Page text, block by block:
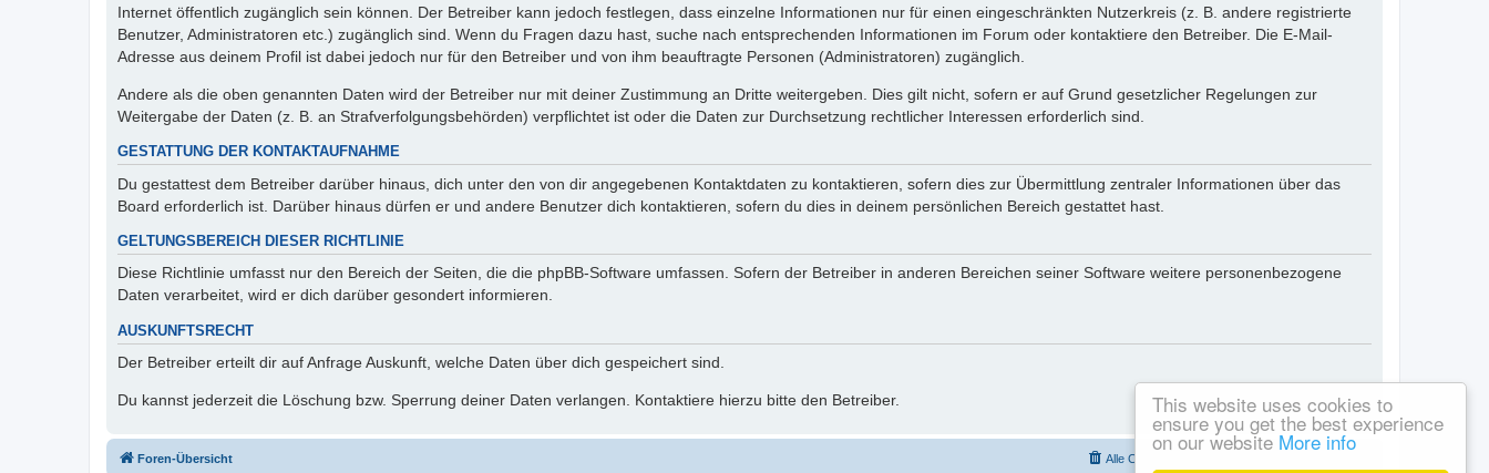
This website uses cookies to
ensure you get the best experience
on our website More info
Internet öffentlich zugänglich sein können. Der Betreiber kann jedoch festlegen, dass einzelne Informationen nur für einen eingeschränkten Nutzerkreis (z. B. andere registrierte
Benutzer, Administratoren etc.) zugänglich sind. Wenn du Fragen dazu hast, suche nach entsprechenden Informationen im Forum oder kontaktiere den Betreiber. Die E-Mail-
Adresse aus deinem Profil ist dabei jedoch nur für den Betreiber und von ihm beauftragte Personen (Administratoren) zugänglich.
Andere als die oben genannten Daten wird der Betreiber nur mit deiner Zustimmung an Dritte weitergeben. Dies gilt nicht, sofern er auf Grund gesetzlicher Regelungen zur
Weitergabe der Daten (z. B. an Strafverfolgungsbehörden) verpflichtet ist oder die Daten zur Durchsetzung rechtlicher Interessen erforderlich sind.
GESTATTUNG DER KONTAKTAUFNAHME
Du gestattest dem Betreiber darüber hinaus, dich unter den von dir angegebenen Kontaktdaten zu kontaktieren, sofern dies zur Übermittlung zentraler Informationen über das
Board erforderlich ist. Darüber hinaus dürfen er und andere Benutzer dich kontaktieren, sofern du dies in deinem persönlichen Bereich gestattet hast.
GELTUNGSBEREICH DIESER RICHTLINIE
Diese Richtlinie umfasst nur den Bereich der Seiten, die die phpBB-Software umfassen. Sofern der Betreiber in anderen Bereichen seiner Software weitere personenbezogene
Daten verarbeitet, wird er dich darüber gesondert informieren.
AUSKUNFTSRECHT
Der Betreiber erteilt dir auf Anfrage Auskunft, welche Daten über dich gespeichert sind.
Du kannst jederzeit die Löschung bzw. Sperrung deiner Daten verlangen. Kontaktiere hierzu bitte den Betreiber.
Foren-Übersicht Alle Cookies löschen